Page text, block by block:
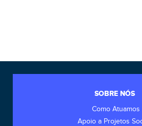
SOBRE NÓS
Como Atuamos
Apoio a Projetos